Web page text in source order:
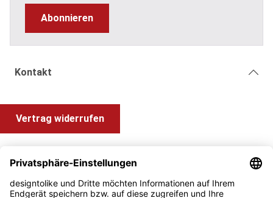
Abonnieren
Kontakt
Vertrag widerrufen
Information und Impressum